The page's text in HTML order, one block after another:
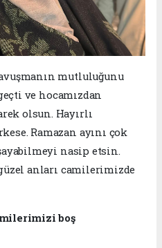
mutluluğunu
ve hocamızdan
olsun. Hayırlı
Ramazan ayını çok
nasip etsin.
anları camilerimizde
boş